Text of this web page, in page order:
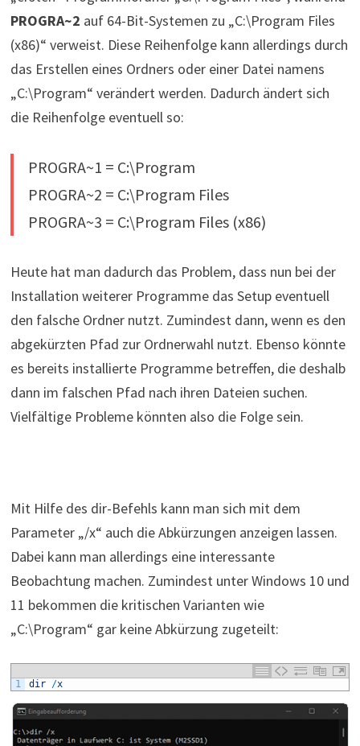
PROGRA~2 auf 64-Bit-Systemen zu „C:\Program Files
(x86)“ verweist. Diese Reihenfolge kann allerdings durch
das Erstellen eines Ordners oder einer Datei namens
„C:\Program“ verändert werden. Dadurch ändert sich
die Reihenfolge eventuell so:
PROGRA~1 = C:\Program
PROGRA~2 = C:\Program Files
PROGRA~3 = C:\Program Files (x86)
Heute hat man dadurch das Problem, dass nun bei der
Installation weiterer Programme das Setup eventuell
den falsche Ordner nutzt. Zumindest dann, wenn es den
abgekürzten Pfad zur Ordnerwahl nutzt. Ebenso könnte
es bereits installierte Programme betreffen, die deshalb
dann im falschen Pfad nach ihren Dateien suchen.
Vielfältige Probleme könnten also die Folge sein.
Mit Hilfe des dir-Befehls kann man sich mit dem
Parameter „/x“ auch die Abkürzungen anzeigen lassen.
Dabei kann man allerdings eine interessante
Beobachtung machen. Zumindest unter Windows 10 und
11 bekommen die kritischen Varianten wie
„C:\Program“ gar keine Abkürzung zugeteilt:
1 dir /x